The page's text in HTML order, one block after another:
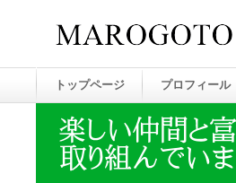
トップページ プロフィール